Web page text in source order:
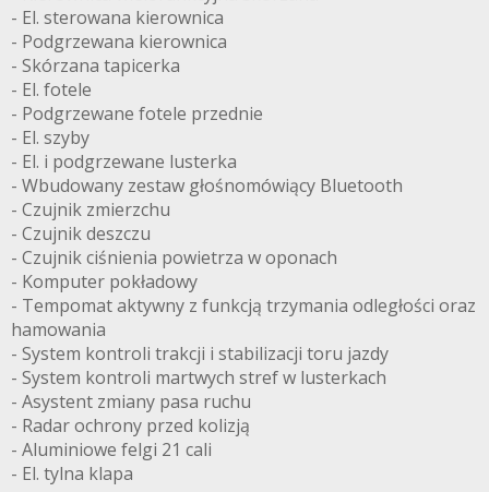
- El. sterowana kierownica
- Podgrzewana kierownica
- Skórzana tapicerka
- El. fotele
- Podgrzewane fotele przednie
- El. szyby
- El. i podgrzewane lusterka
- Wbudowany zestaw głośnomówiący Bluetooth
- Czujnik zmierzchu
- Czujnik deszczu
- Czujnik ciśnienia powietrza w oponach
- Komputer pokładowy
- Tempomat aktywny z funkcją trzymania odległości oraz
hamowania
- System kontroli trakcji i stabilizacji toru jazdy
- System kontroli martwych stref w lusterkach
- Asystent zmiany pasa ruchu
- Radar ochrony przed kolizją
- Aluminiowe felgi 21 cali
- El. tylna klapa